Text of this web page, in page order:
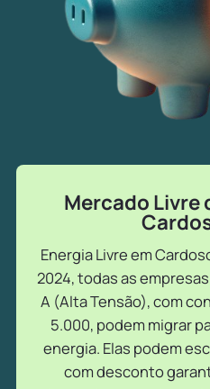
Mercado Livre
Energia Livre em
2024, todas as
A (Alta Tensão), com
5.000, podem migrar
energia. Elas podem
com desconto